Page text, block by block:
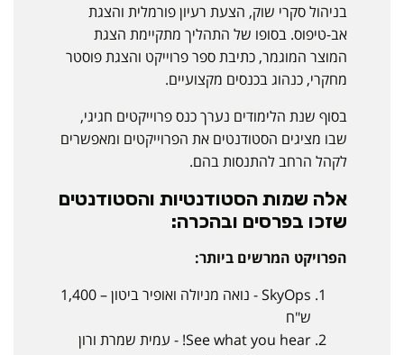
בניהול סקרי שוק, הצעת רעיון פורמלית והצגת
אב-טיפוס. בסופו של התהליך מתקיימת הצגת
המוצר המוגמר, כתיבת ספר פרוייקט והצגת פוסטר
מחקרי, כנהוג בכנסים מקצועיים.
בסוף שנת הלימודים נערך כנס פרוייקטים חגיגי,
שבו מציגים הסטודנטים את הפרוייקטים ומאפשרים
לקהל הרחב להתנסות בהם.
אלה שמות הסטודנטיות והסטודנטים
שזכו בפרסים ובהכרה:
הפרויקט המרשים ביותר:
SkyOps - נואה מניולה ואופיר ביטון – 1,400
ש"ח
See what you hear! - עמית שמרת ורון